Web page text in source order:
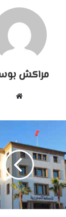
مراكش